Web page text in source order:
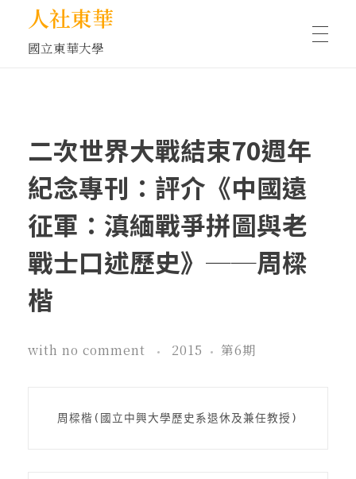
人社東華
國立東華大學
藝文空間
文化沙龍
全球視野
在地實踐
關鍵詞
二次世界大戰結束70週年
紀念專刊：評介《中國遠
征軍：滇緬戰爭拼圖與老
戰士口述歷史》──周樑
楷
with no comment 2015 第6期
周樑楷(國立中興大學歷史系退休及兼任教授)